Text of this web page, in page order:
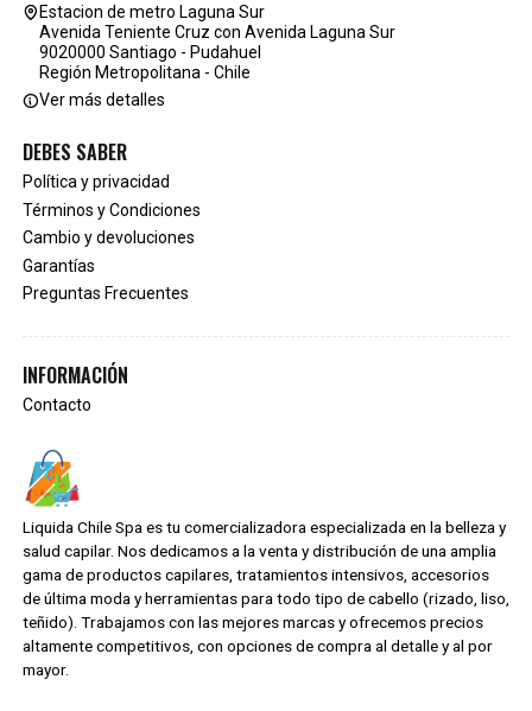
Estacion de metro Laguna Sur
Avenida Teniente Cruz con Avenida Laguna Sur
9020000 Santiago - Pudahuel
Región Metropolitana - Chile
Ver más detalles
DEBES SABER
Política y privacidad
Términos y Condiciones
Cambio y devoluciones
Garantías
Preguntas Frecuentes
INFORMACIÓN
Contacto
Liquida Chile Spa es tu comercializadora especializada en la belleza y
salud capilar. Nos dedicamos a la venta y distribución de una amplia
gama de productos capilares, tratamientos intensivos, accesorios
de última moda y herramientas para todo tipo de cabello (rizado, liso,
teñido). Trabajamos con las mejores marcas y ofrecemos precios
altamente competitivos, con opciones de compra al detalle y al por
mayor.